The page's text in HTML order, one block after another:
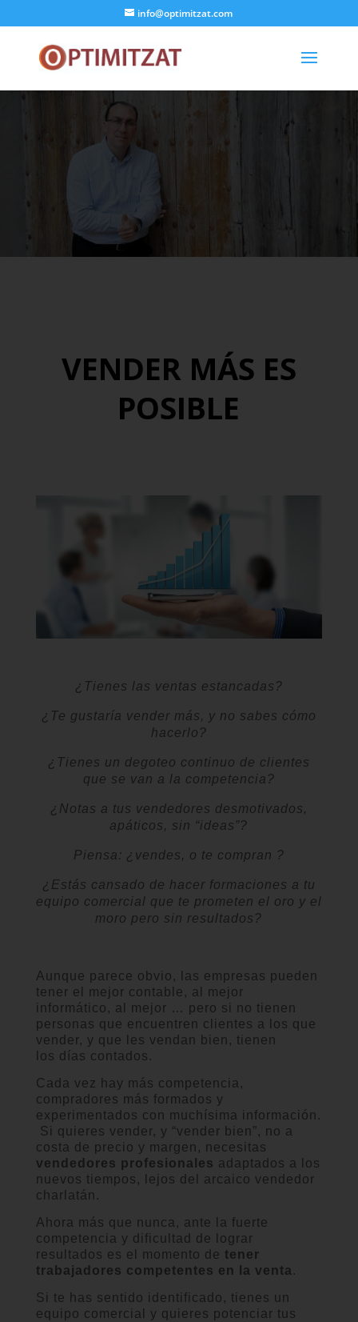
info@optimitzat.com
VENDER MÁS ES
POSIBLE
¿Tienes las ventas estancadas?
¿Te gustaría vender más, y no sabes cómo
hacerlo?
¿Tienes un degoteo continuo de clientes
que se van a la competencia?
¿Notas a tus vendedores desmotivados,
apáticos, sin “ideas”?
Piensa: ¿ vendes, o te compran ?
¿Estás cansado de hacer formaciones a tu
equipo comercial que te prometen el oro y el
moro pero sin resultados?
Aunque parece obvio , las empresas pueden
tener el mejor contable , al mejor
informático , al mejor … pero si no tienen
personas que encuentren clientes a los que
vender, y que les vendan bien, tienen
los días contados.
Cada vez hay más competencia,
compradores más formados y
experimentados con muchísima información.
Si quieres vender, y “vender bien”, no a
costa de precio y margen, necesitas
vendedores profesionales adaptados a los
nuevos tiempos, lejos del arcaico vendedor
charlatán.
Ahora más que nunca, ante la fuerte
competencia y dificultad
de lograr
resultados es el momento de tener
trabajadores competentes en la venta .
Si te has sentido identificado, tienes un
equipo comercial y quieres potenciar tus